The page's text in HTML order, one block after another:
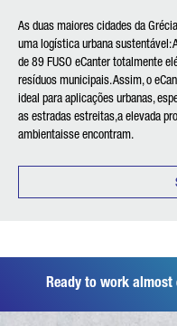
As duas maiores cidades da
uma logística urbana sustentável:
de 89 FUSO eCanter totalmente
resíduos municipais. Assim, o
ideal para aplicações urbanas,
as estradas estreitas,a elevada
ambientaisse encontram.
Ready to work almost